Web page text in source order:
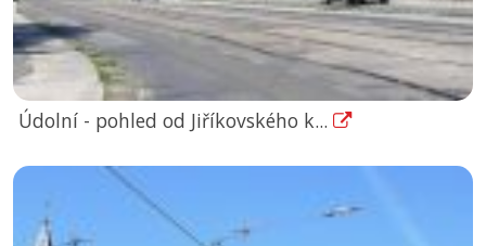
Údolní - pohled od Jiříkovského k...